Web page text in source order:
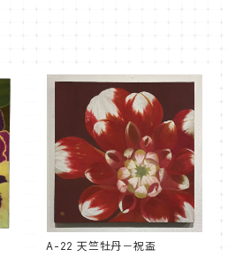
A-22 天竺牡丹－祝盃